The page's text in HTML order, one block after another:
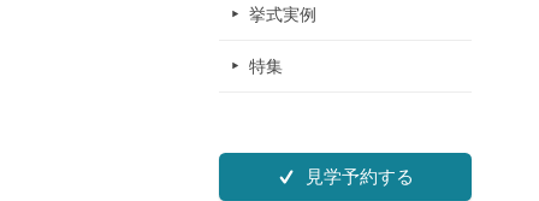
挙式実例
特集
見学予約する